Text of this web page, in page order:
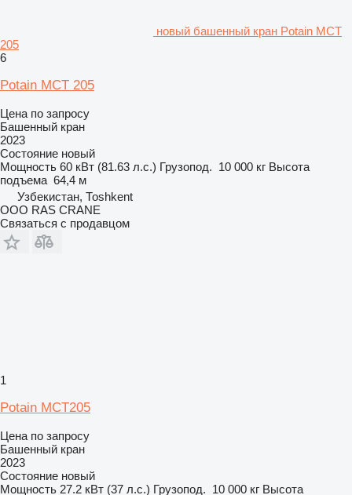
новый башенный кран Potain MCT
205
6
Potain MCT 205
Цена по запросу
Башенный кран
2023
Состояние новый
Мощность 60 кВт (81.63 л.с.) Грузопод. 10 000 кг Высота
подъема 64,4 м
Узбекистан, Тоshkent
ООО RAS CRANE
Связаться с продавцом
1
Potain MCT205
Цена по запросу
Башенный кран
2023
Состояние новый
Мощность 27.2 кВт (37 л.с.) Грузопод. 10 000 кг Высота